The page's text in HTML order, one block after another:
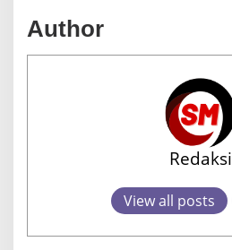
Author
Redaksi
View all posts